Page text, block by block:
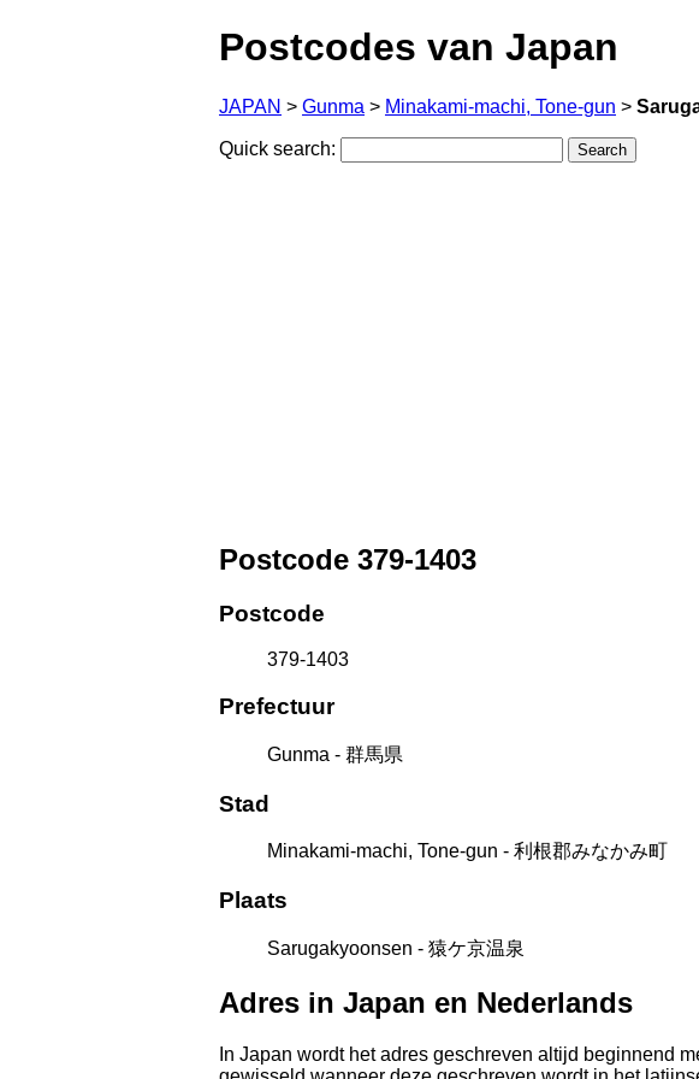
Postcodes van Japan
JAPAN > Gunma > Minakami-machi, Tone-gun >
Quick search:
Postcode 379-1403
Postcode
379-1403
Prefectuur
Gunma - 群馬県
Stad
Minakami-machi, Tone-gun - 利根郡みなかみ町
Plaats
Sarugakyoonsen - 猿ケ京温泉
Adres in Japan en Nederlands
In Japan wordt het adres geschreven altijd beginnend